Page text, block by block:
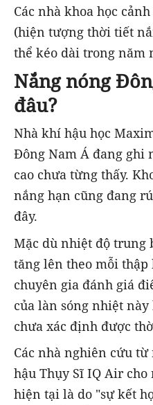
Các nhà khoa học
(hiện tượng thời tiết
thể kéo dài trong năm
Nắng nóng
đâu?
Nhà khí hậu học
Đông Nam Á đang ghi
cao chưa từng thấy.
nắng hạn cũng đang
đây.
Mặc dù nhiệt độ trung
tăng lên theo mỗi thập
chuyên gia đánh giá
của làn sóng nhiệt
chưa xác định được
Các nhà nghiên cứu
hậu Thụy Sĩ IQ Air
hiện tại là do "sự kết